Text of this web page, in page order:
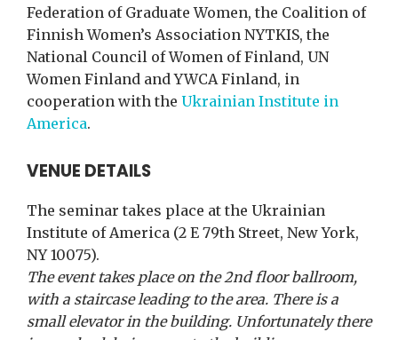
Federation of Graduate Women, the Coalition of
Finnish Women’s Association NYTKIS, the
National Council of Women of Finland, UN
Women Finland and YWCA Finland, in
cooperation with the Ukrainian Institute in
America.
VENUE DETAILS
The seminar takes place at the Ukrainian
Institute of America (2 E 79th Street, New York,
NY 10075).
The event takes place on the 2nd floor ballroom,
with a staircase leading to the area. There is a
small elevator in the building. Unfortunately there